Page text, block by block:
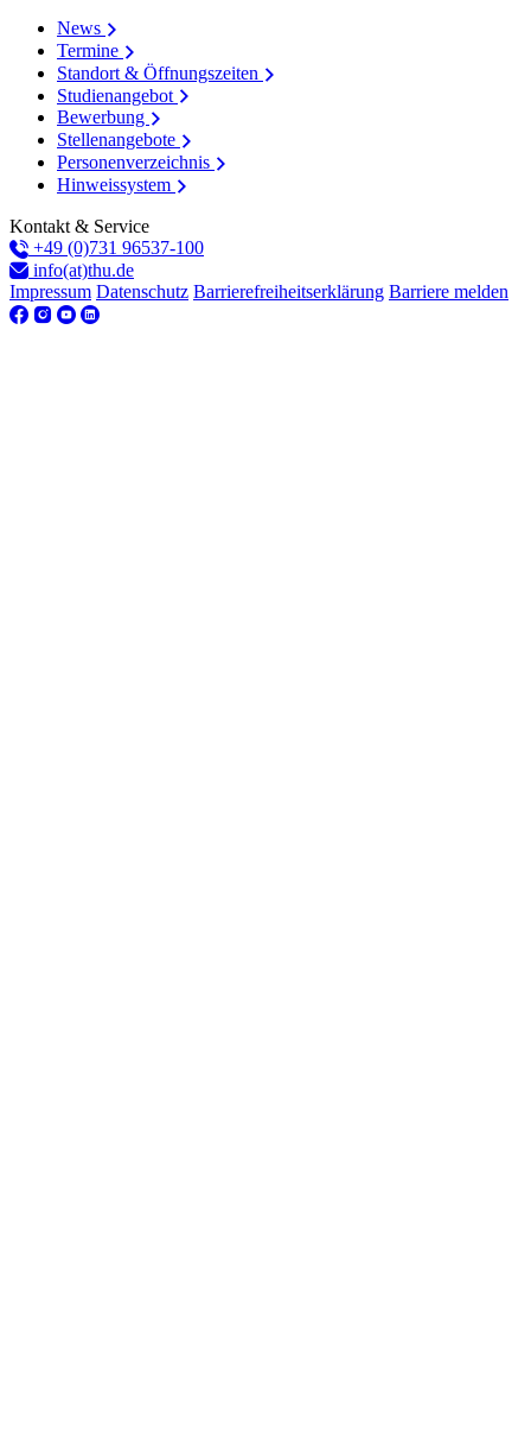
News
Termine
Standort & Öffnungszeiten
Studienangebot
Bewerbung
Stellenangebote
Personenverzeichnis
Hinweissystem
Kontakt & Service
+49 (0)731 96537-100
info(at)thu.de
Impressum Datenschutz Barrierefreiheitserklärung Barriere melden